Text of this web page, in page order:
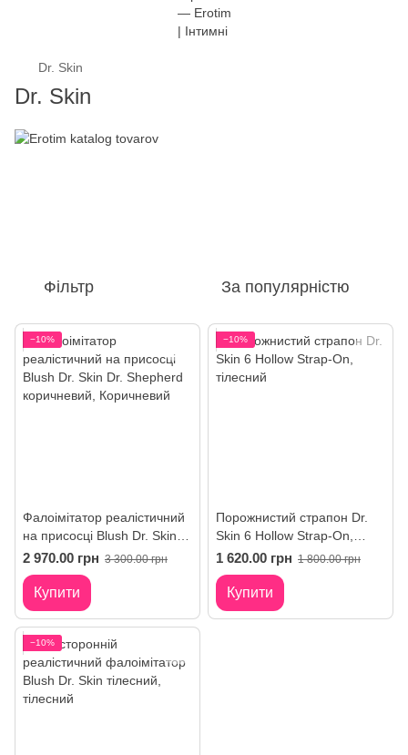
Dr. Skin
Dr. Skin
Фільтр За популярністю
−10%
Фалоімітатор реалістичний
на присосці Blush Dr. Skin
Dr. Shepherd коричневий
2 970.00 грн 3 300.00 грн
Купити
−10%
Порожнистий страпон Dr.
Skin 6 Hollow Strap-On,
тілесний
1 620.00 грн 1 800.00 грн
Купити
−10%